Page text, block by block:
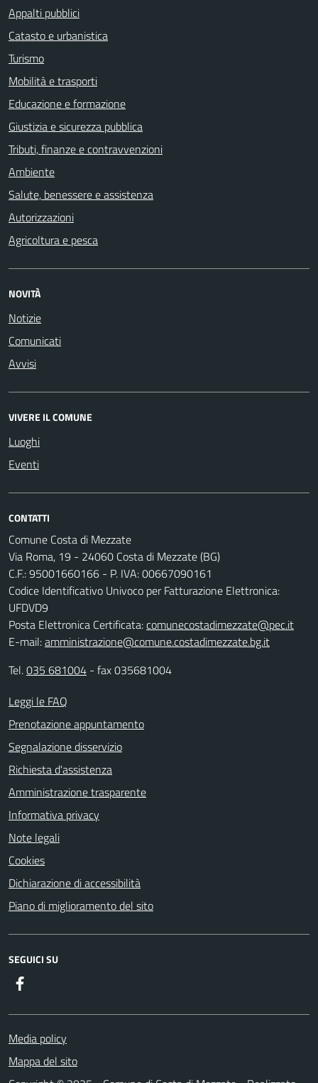
Appalti pubblici
Catasto e urbanistica
Turismo
Mobilità e trasporti
Educazione e formazione
Giustizia e sicurezza pubblica
Tributi, finanze e contravvenzioni
Ambiente
Salute, benessere e assistenza
Autorizzazioni
Agricoltura e pesca
NOVITÀ
Notizie
Comunicati
Avvisi
VIVERE IL COMUNE
Luoghi
Eventi
CONTATTI
Comune Costa di Mezzate
Via Roma, 19 - 24060 Costa di Mezzate (BG)
C.F.: 95001660166 - P. IVA: 00667090161
Codice Identificativo Univoco per Fatturazione Elettronica:
UFDVD9
Posta Elettronica Certificata:comunecostadimezzate@pec.it
E-mail:amministrazione@comune.costadimezzate.bg.it
Tel.035 681004 - fax 035681004
Leggi le FAQ
Prenotazione appuntamento
Segnalazione disservizio
Richiesta d'assistenza
Amministrazione trasparente
Informativa privacy
Note legali
Cookies
Dichiarazione di accessibilità
Piano di miglioramento del sito
SEGUICI SU
Media policy
Mappa del sito